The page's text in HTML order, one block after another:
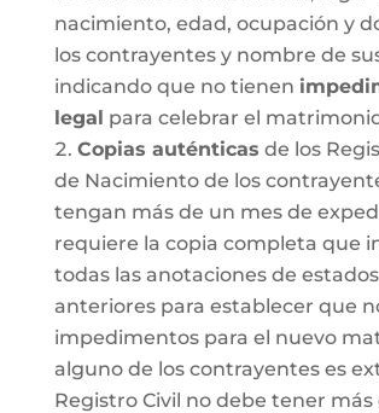
nacimiento, edad, ocupación y
los contrayentes y nombre de
indicando que no tienen
legal para celebrar el
Copias auténticas de los
de Nacimiento de los
tengan más de un mes de
requiere la copia completa que
todas las anotaciones de
anteriores para establecer que
impedimentos para el nuevo
alguno de los contrayentes es
Registro Civil no debe tener más